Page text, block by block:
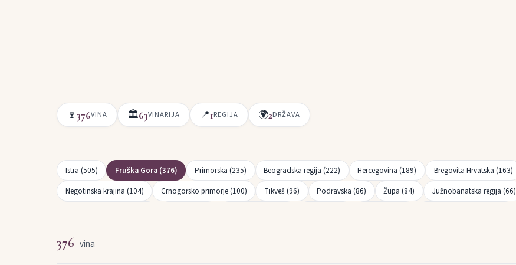
🍷376VINA 🏛63VINARIJA 📍1REGIJA 🌍2DRŽAVA
Istra (505) Fruška Gora (376) Primorska (235) Beogradska regija (222) Hercegovina (189) Bregovita Hrvatska (163)
Negotinska krajina (104)
Crnogorsko primorje (100) Tikveš (96) Podravska (86) Župa (84) Južnobanatska regija (66)
376 vina